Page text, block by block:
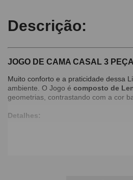
Descrição:
JOGO DE CAMA CASAL 3
Muito conforto e a praticidade dessa
ambiente. O Jogo é composto de
geometrias, contrastando com a cor
Detalhes: